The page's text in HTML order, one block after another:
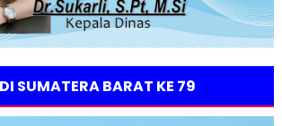
SUMATERA BARAT KE 79